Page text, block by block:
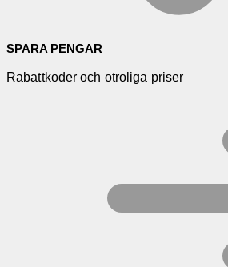
SPARA PENGAR
Rabattkoder och otroliga priser